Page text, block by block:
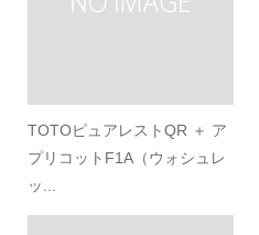
TOTOピュアレストQR ＋ ア
プリコットF1A（ウォシュレ
ッ...